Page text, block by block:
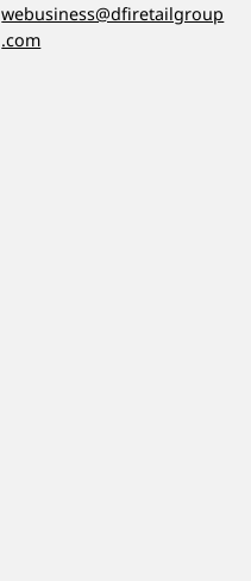
webusiness@dfiretailgroup
.com